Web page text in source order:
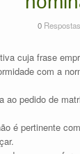
0 Respostas
cuja frase
com a
ao pedido de
é pertinente